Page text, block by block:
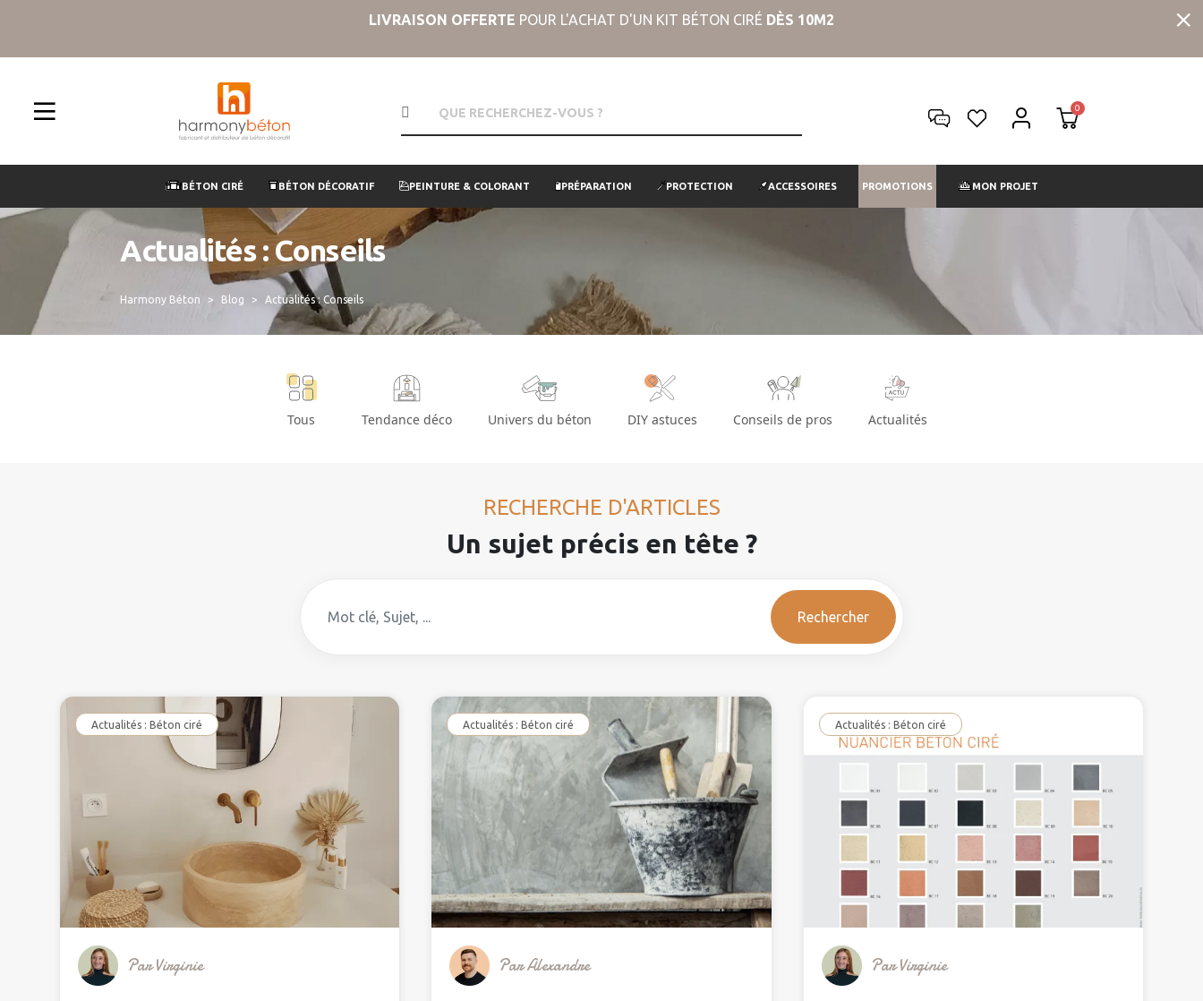
LIVRAISON OFFERTE POUR L'ACHAT D'UN KIT BÉTON CIRÉ DÈS 10M2
BÉTON CIRÉ BÉTON DÉCORATIF PEINTURE & COLORANT PRÉPARATION PROTECTION ACCESSOIRES PROMOTIONS MON PROJET
Actualités : Conseils
Harmony Béton Blog Actualités : Conseils
Tous Tendance déco Univers du béton DIY astuces Conseils de pros Actualités
RECHERCHE D'ARTICLES
Un sujet précis en tête ?
Rechercher
Actualités : Béton ciré
ParVirginie
Actualités : Béton ciré
ParAlexandre
Actualités : Béton ciré
ParVirginie